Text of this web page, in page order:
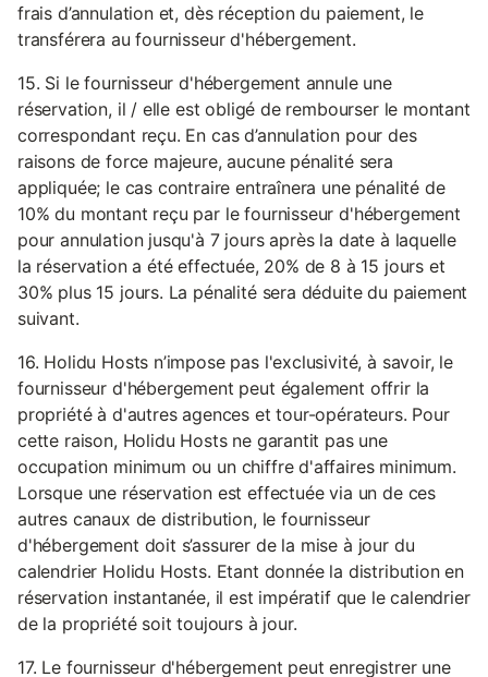
frais d’annulation et, dès réception du paiement, le
transférera au fournisseur d'hébergement.
15. Si le fournisseur d'hébergement annule une
réservation, il / elle est obligé de rembourser le montant
correspondant reçu. En cas d’annulation pour des
raisons de force majeure, aucune pénalité sera
appliquée; le cas contraire entraînera une pénalité de
10% du montant reçu par le fournisseur d'hébergement
pour annulation jusqu'à 7 jours après la date à laquelle
la réservation a été effectuée, 20% de 8 à 15 jours et
30% plus 15 jours. La pénalité sera déduite du paiement
suivant.
16. Holidu Hosts n’impose pas l'exclusivité, à savoir, le
fournisseur d'hébergement peut également offrir la
propriété à d'autres agences et tour-opérateurs. Pour
cette raison, Holidu Hosts ne garantit pas une
occupation minimum ou un chiffre d'affaires minimum.
Lorsque une réservation est effectuée via un de ces
autres canaux de distribution, le fournisseur
d'hébergement doit s’assurer de la mise à jour du
calendrier Holidu Hosts. Etant donnée la distribution en
réservation instantanée, il est impératif que le calendrier
de la propriété soit toujours à jour.
17. Le fournisseur d'hébergement peut enregistrer une